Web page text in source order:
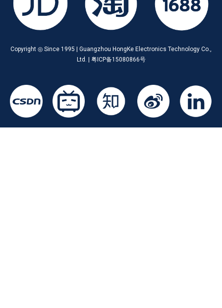
Copyright ◎ Since 1995 | Guangzhou HongKe Electronics Technology Co.,
Ltd. | 粤ICP备15080866号